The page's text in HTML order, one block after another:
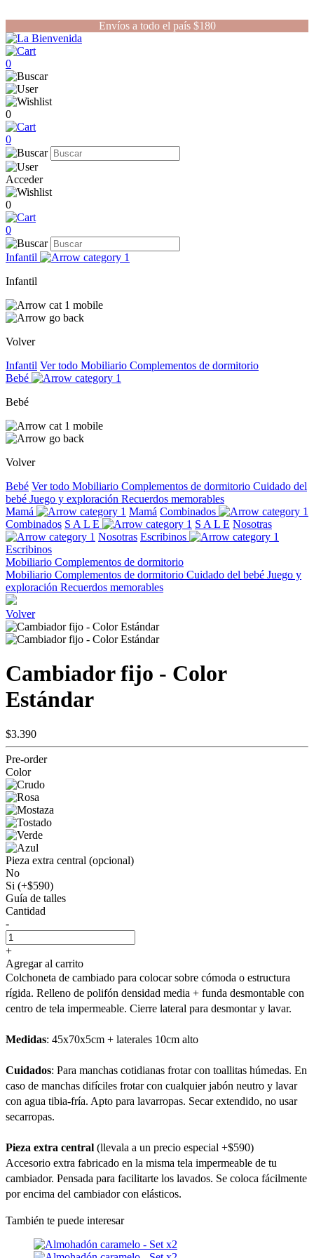
Envíos a todo el país $180
0
0
0
Acceder
0
0
Infantil
Infantil
Volver
Infantil Ver todo Mobiliario Complementos de dormitorio
Bebé
Bebé
Volver
Bebé Ver todo Mobiliario Complementos de dormitorio Cuidado del
bebé Juego y exploración Recuerdos memorables
Mamá
Mamá Combinados
Combinados S A L E S A L E Nosotras
Nosotras Escribinos
Escribinos
Mobiliario Complementos de dormitorio
Mobiliario Complementos de dormitorio Cuidado del bebé Juego y
exploración Recuerdos memorables
Volver
Cambiador fijo - Color
Estándar
$3.390
Pre-order
Color
Pieza extra central (opcional)
No
Si (+$590)
Guía de talles
Cantidad
-
+
Agregar al carrito
Colchoneta de cambiado para colocar sobre cómoda o estructura
rígida. Relleno de polifón densidad media + funda desmontable con
centro de tela impermeable. Cierre lateral para desmontar y lavar.
Medidas: 45x70x5cm + laterales 10cm alto
Cuidados: Para manchas cotidianas frotar con toallitas húmedas. En
caso de manchas difíciles frotar con cualquier jabón neutro y lavar
con agua tibia-fría. Apto para lavarropas. Secar extendido, no usar
secarropas.
Pieza extra central (llevala a un precio especial +$590)
Accesorio extra fabricado en la misma tela impermeable de tu
cambiador. Pensada para facilitarte los lavados. Se coloca fácilmente
por encima del cambiador con elásticos.
También te puede interesar